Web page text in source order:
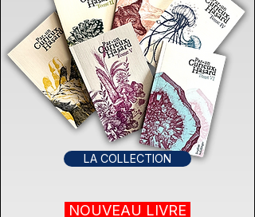
LA COLLECTION
NOUVEAU LIVRE